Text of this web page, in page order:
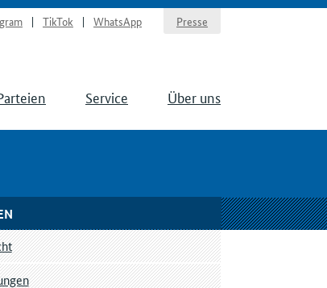
TikTok WhatsApp Presse
Service Über uns